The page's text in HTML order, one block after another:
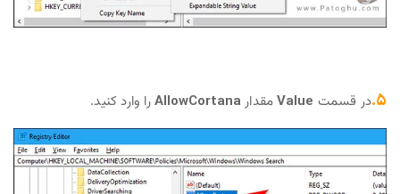
ValueمقدارAllowCortanaرا وارد کنید.